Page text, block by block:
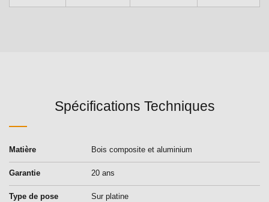
Spécifications Techniques
Matière Bois composite et aluminium
Garantie 20 ans
Type de pose Sur platine